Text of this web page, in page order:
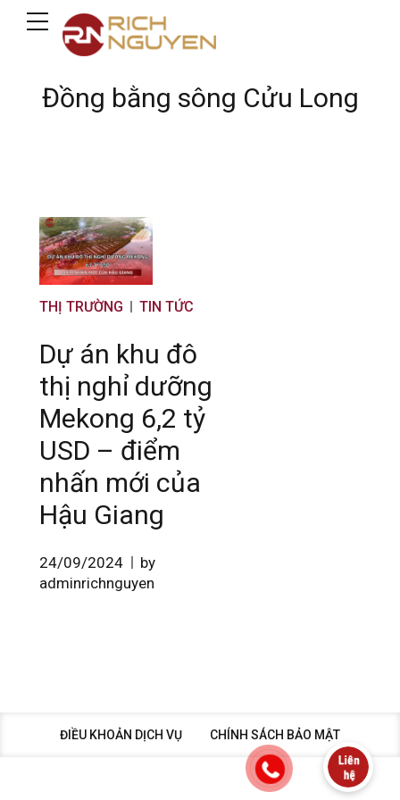
Đồng bằng sông Cửu Long
THỊ TRƯỜNG TIN TỨC
Dự án khu đô
thị nghỉ dưỡng
Mekong 6,2 tỷ
USD – điểm
nhấn mới của
Hậu Giang
24/09/2024
by
adminrichnguyen
ĐIỀU KHOẢN DỊCH VỤ CHÍNH SÁCH BẢO MẬT